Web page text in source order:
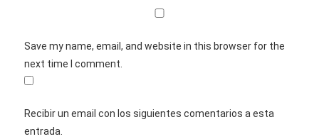
Save my name, email, and website in this browser for the
next time I comment.
Recibir un email con los siguientes comentarios a esta
entrada.